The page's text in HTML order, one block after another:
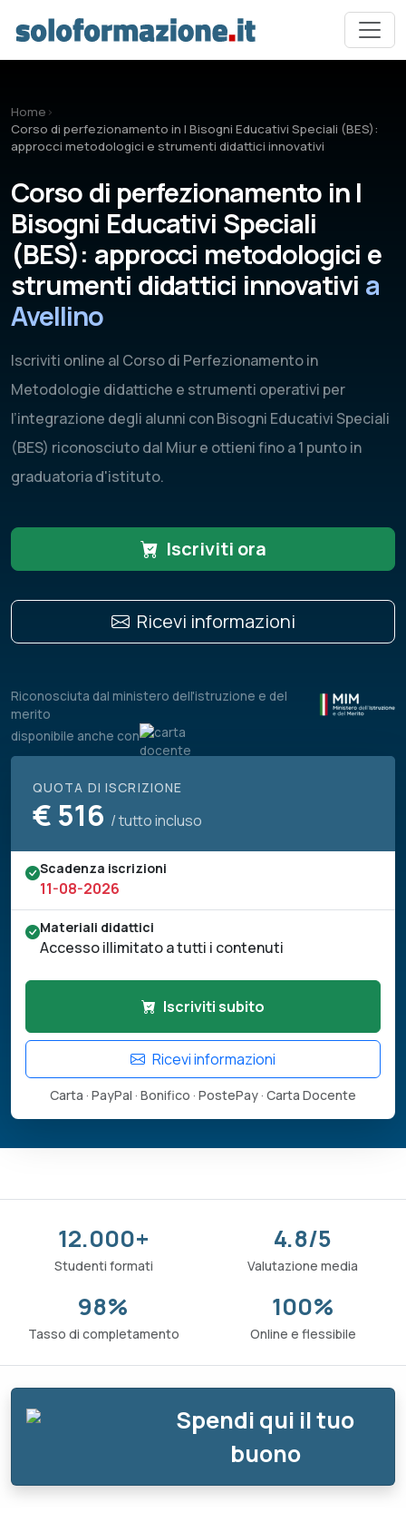
Home ›
Corso di perfezionamento in I Bisogni Educativi Speciali (BES):
approcci metodologici e strumenti didattici innovativi
Corso di perfezionamento in I
Bisogni Educativi Speciali
(BES): approcci metodologici e
strumenti didattici innovativi a
Avellino
Iscriviti online al Corso di Perfezionamento in
Metodologie didattiche e strumenti operativi per
l’integrazione degli alunni con Bisogni Educativi Speciali
(BES) riconosciuto dal Miur e ottieni fino a 1 punto in
graduatoria d'istituto.
Iscriviti ora
Ricevi informazioni
Riconosciuta dal ministero dell'istruzione e del
merito
disponibile anche con
QUOTA DI ISCRIZIONE
€ 516 / tutto incluso
Scadenza iscrizioni
11-08-2026
Materiali didattici
Accesso illimitato a tutti i contenuti
Iscriviti subito
Ricevi informazioni
Carta · PayPal · Bonifico · PostePay · Carta Docente
12.000+
Studenti formati
4.8/5
Valutazione media
98%
Tasso di completamento
100%
Online e flessibile
Spendi qui il tuo
buono